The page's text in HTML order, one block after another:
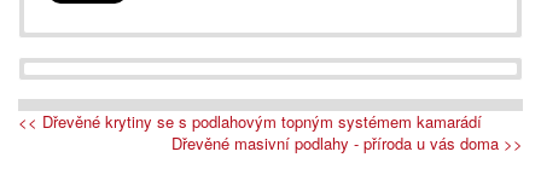
<< Dřevěné krytiny se s podlahovým topným systémem kamarádí
Dřevěné masivní podlahy - příroda u vás doma >>